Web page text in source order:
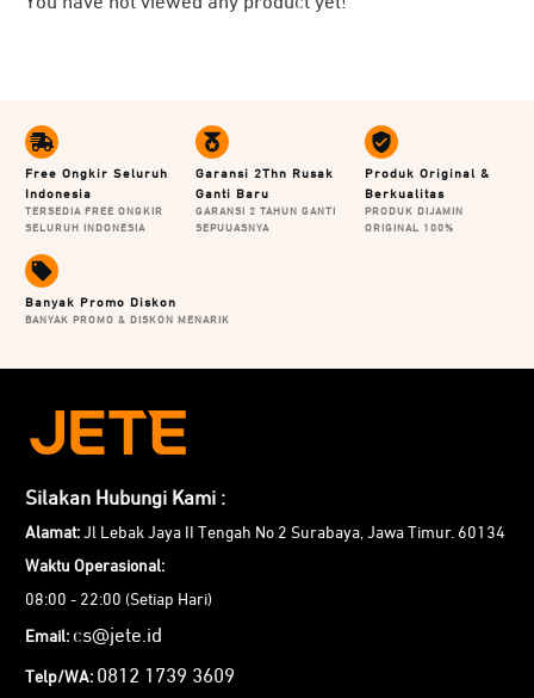
Free Ongkir Seluruh
Indonesia
TERSEDIA FREE ONGKIR
SELURUH INDONESIA
Garansi 2Thn Rusak
Ganti Baru
GARANSI 2 TAHUN GANTI
SEPUUASNYA
Produk Original &
Berkualitas
PRODUK DIJAMIN
ORIGINAL 100%
Banyak Promo Diskon
BANYAK PROMO & DISKON MENARIK
Silakan Hubungi Kami :
Alamat: Jl Lebak Jaya II Tengah No 2 Surabaya, Jawa Timur. 60134
Waktu Operasional:
08:00 - 22:00 (Setiap Hari)
Email: cs@jete.id
Telp/WA: 0812 1739 3609